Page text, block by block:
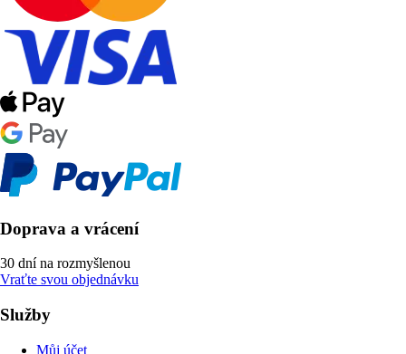
Doprava a vrácení
30 dní na rozmyšlenou
Vraťte svou objednávku
Služby
Můj účet